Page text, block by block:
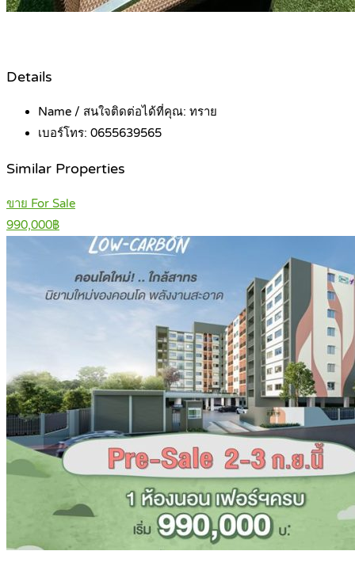
Details
Name / สนใจติดต่อได้ที่คุณ: ทราย
เบอร์โทร: 0655639565
Similar Properties
ขาย For Sale
990,000฿